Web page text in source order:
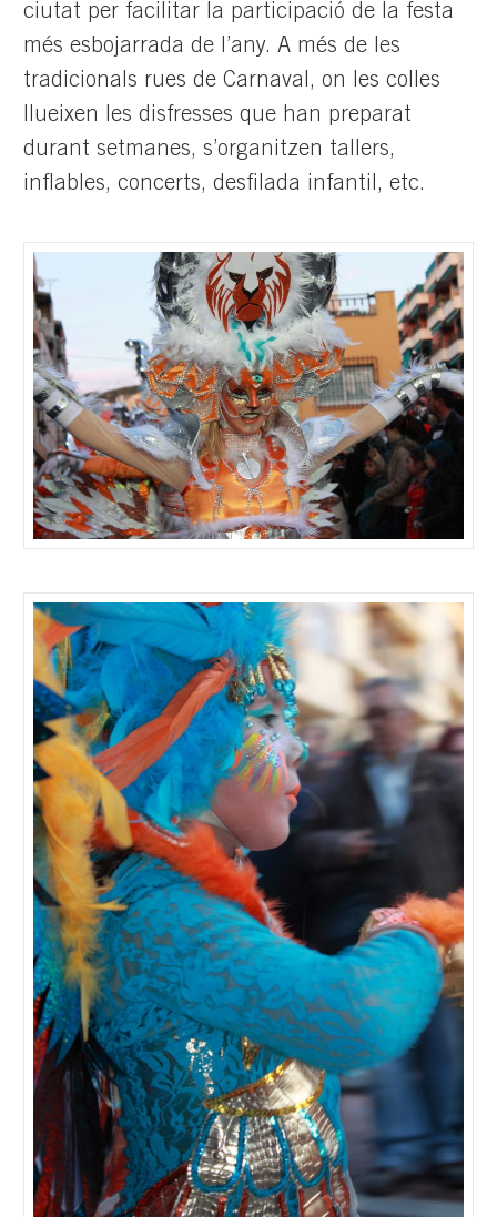
ciutat per facilitar la participació de la festa
més esbojarrada de l’any. A més de les
tradicionals rues de Carnaval, on les colles
llueixen les disfresses que han preparat
durant setmanes, s’organitzen tallers,
inflables, concerts, desfilada infantil, etc.